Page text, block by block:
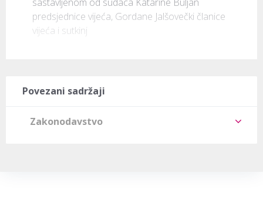
predsjednice vijeća, Gordane Jalšovečki članice
vijeća i sutkinj
Povezani sadržaji
Zakonodavstvo